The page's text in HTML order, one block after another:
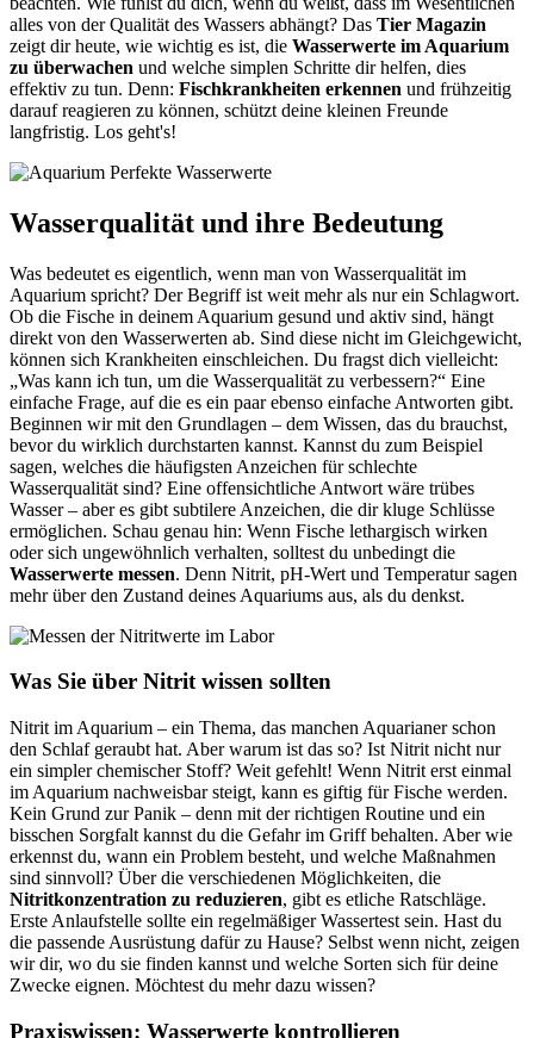
alles von der Qualität des Wassers abhängt? Das Tier Magazin
zeigt dir heute, wie wichtig es ist, die Wasserwerte im Aquarium
zu überwachen und welche simplen Schritte dir helfen, dies
effektiv zu tun. Denn: Fischkrankheiten erkennen und frühzeitig
darauf reagieren zu können, schützt deine kleinen Freunde
langfristig. Los geht's!
Wasserqualität und ihre Bedeutung
Was bedeutet es eigentlich, wenn man von Wasserqualität im
Aquarium spricht? Der Begriff ist weit mehr als nur ein Schlagwort.
Ob die Fische in deinem Aquarium gesund und aktiv sind, hängt
direkt von den Wasserwerten ab. Sind diese nicht im Gleichgewicht,
können sich Krankheiten einschleichen. Du fragst dich vielleicht:
„Was kann ich tun, um die Wasserqualität zu verbessern?“ Eine
einfache Frage, auf die es ein paar ebenso einfache Antworten gibt.
Beginnen wir mit den Grundlagen – dem Wissen, das du brauchst,
bevor du wirklich durchstarten kannst. Kannst du zum Beispiel
sagen, welches die häufigsten Anzeichen für schlechte
Wasserqualität sind? Eine offensichtliche Antwort wäre trübes
Wasser – aber es gibt subtilere Anzeichen, die dir kluge Schlüsse
ermöglichen. Schau genau hin: Wenn Fische lethargisch wirken
oder sich ungewöhnlich verhalten, solltest du unbedingt die
Wasserwerte messen. Denn Nitrit, pH-Wert und Temperatur sagen
mehr über den Zustand deines Aquariums aus, als du denkst.
Was Sie über Nitrit wissen sollten
Nitrit im Aquarium – ein Thema, das manchen Aquarianer schon
den Schlaf geraubt hat. Aber warum ist das so? Ist Nitrit nicht nur
ein simpler chemischer Stoff? Weit gefehlt! Wenn Nitrit erst einmal
im Aquarium nachweisbar steigt, kann es giftig für Fische werden.
Kein Grund zur Panik – denn mit der richtigen Routine und ein
bisschen Sorgfalt kannst du die Gefahr im Griff behalten. Aber wie
erkennst du, wann ein Problem besteht, und welche Maßnahmen
sind sinnvoll? Über die verschiedenen Möglichkeiten, die
Nitritkonzentration zu reduzieren, gibt es etliche Ratschläge.
Erste Anlaufstelle sollte ein regelmäßiger Wassertest sein. Hast du
die passende Ausrüstung dafür zu Hause? Selbst wenn nicht, zeigen
wir dir, wo du sie finden kannst und welche Sorten sich für deine
Zwecke eignen. Möchtest du mehr dazu wissen?
Praxiswissen: Wasserwerte kontrollieren